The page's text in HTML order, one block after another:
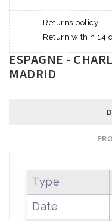
Returns policy
Return within 14
ESPAGNE -
MADRID
Type
Date